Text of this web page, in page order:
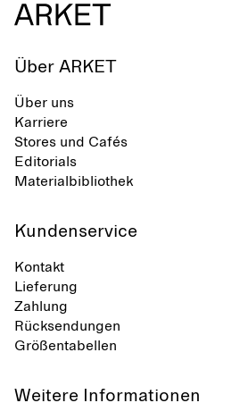
Über ARKET
Über uns
Karriere
Stores und Cafés
Editorials
Materialbibliothek
Kundenservice
Kontakt
Lieferung
Zahlung
Rücksendungen
Größentabellen
Weitere Informationen